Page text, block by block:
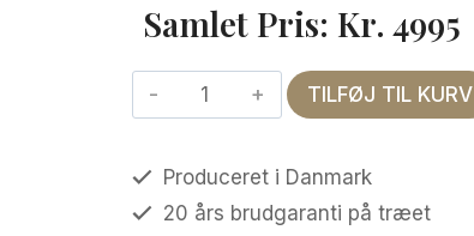
Samlet Pris: Kr. 4995
Privo
familie
Hvid
pigmenteret
TILFØJ TIL KURV
Produceret i Danmark
20 års brudgaranti på træet